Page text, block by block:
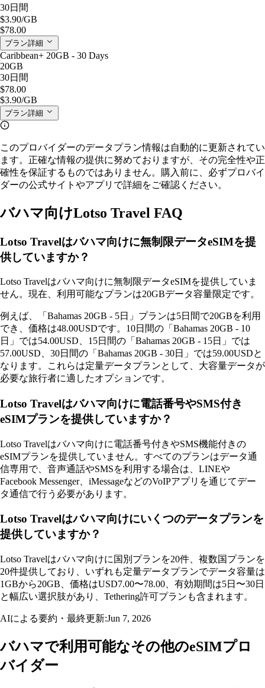
30日間
$3.90/GB
$78.00
プラン詳細
Caribbean+ 20GB - 30 Days
20GB
30日間
$78.00
$3.90/GB
プラン詳細
このプロバイダーのデータプラン情報は自動的に更新されてい
ます。正確な情報の提供に努めておりますが、その完全性や正
確性を保証するものではありません。購入前に、必ずプロバイ
ダーの公式サイトやアプリで詳細をご確認ください。
バハマ向けLotso Travel FAQ
Lotso Travelはバハマ向けに無制限データeSIMを提
供していますか？
Lotso Travelはバハマ向けに無制限データeSIMを提供していま
せん。現在、利用可能なプランは20GBデータ容量限定です。
例えば、「Bahamas 20GB - 5日」プランは5日間で20GBを利用
でき、価格は48.00USDです。10日間の「Bahamas 20GB - 10
日」では54.00USD、15日間の「Bahamas 20GB - 15日」では
57.00USD、30日間の「Bahamas 20GB - 30日」では59.00USDと
なります。これらは定量データプランとして、大容量データが
必要な旅行者に適したオプションです。
Lotso Travelはバハマ向けに電話番号やSMS付き
eSIMプランを提供していますか？
Lotso Travelはバハマ向けに電話番号付きやSMS機能付きの
eSIMプランを提供していません。すべてのプランはデータ通
信専用で、音声通話やSMSを利用する場合は、LINEや
Facebook Messenger、iMessageなどのVoIPアプリを通じてデー
タ通信で行う必要があります。
Lotso Travelはバハマ向けにいくつのデータプランを
提供していますか？
Lotso Travelはバハマ向けに国別プランを20件、複数国プランを
20件提供しており、いずれも定量データプランでデータ容量は
1GBから20GB、価格はUSD7.00〜78.00、有効期間は5日〜30日
と幅広い選択肢があり、Tethering許可プランも含まれます。
AIによる要約・最終更新:Jun 7, 2026
バハマで利用可能なその他のeSIMプロ
バイダー